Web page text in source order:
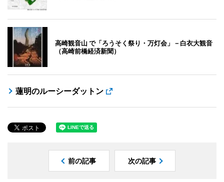
高崎観音山 で「ろうそく祭り・万灯会」－白衣大観音
（高崎前橋経済新聞）
蓮明のルーシーダットン
前の記事 次の記事